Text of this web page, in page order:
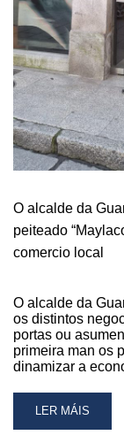
LOCAIS
DE
NOVA
APERTURA
OU
NOVA
XERENCIA
O alcalde da
peiteado
comercio local
O alcalde da
os distintos
portas ou
primeira man os
dinamizar a
READ
MORE
LER MÁIS